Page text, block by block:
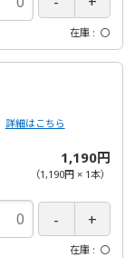
在庫 〇
詳細はこちら
1,190円
（1,190円× 1本）
在庫 〇